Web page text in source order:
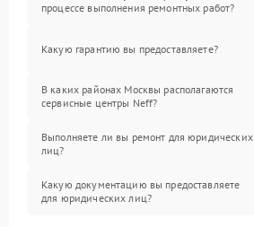
процессе выполнения ремонтных работ?
Какую гарантию вы предоставляете?
В каких районах Москвы располагаются
сервисные центры Neff?
Выполняете ли вы ремонт для юридических
лиц?
Какую документацию вы предоставляете
для юридических лиц?